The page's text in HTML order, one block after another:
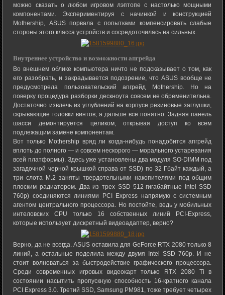
можно сказать о любом игровом лэптопе с настолько мощными
компонентами. Экспериментируя с начинкой и конструкцией
Mothership, ASUS порвала с попытками компенсировать слабые
стороны этого класса устройств и сосредоточилась на сильных.
Внутреннее устройство и возможности апгрейда
Во внешнем облике компьютера ничто не подсказывает о том, как
его разобрать, и закрадывается подозрение, что ASUS вообще не
предусмотрела пользовательский апгрейд Mothership. Но на
поверку процедура разборки дескноута совсем не обременительна.
Достаточно извлечь из углублений на корпусе резиновые заглушки,
скрывающие головки винтов, а дальше все понятно. Задняя панель
шасси демонтируется целиком, открывая доступ ко всем
подлежащим замене компонентам.
Вот только Mothership вряд ли когда-нибудь понадобится апгрейд
вплоть до полного — и совсем нескорого — морального устаревания
всей платформы). Здесь уже установлены два модуля SO-DIMM под
загадочной черной крышкой справа от SSD) по 32 Гбайт каждый, а
три слота M.2 заняты твердотельными накопителями под общим
плоским радиатором. Два из трех SSD 512-гигабайтные Intel SSD
760p) соединяются линиями PCI Express напрямую с системным
агентом центрального процессора. Но постойте, ведь у мобильных
интеловских CPU только 16 собственных линий PCI-Express,
которые использует дискретный видеоадаптер, верно?
Верно, да не всегда. ASUS оставила для GeForce RTX 2080 только 8
линий, а остальные поделила между двумя Intel SSD 760p. И не
стоит волноваться за быстродействие графического процессора.
Среди современных игровых видеокарт только RTX 2080 Ti в
состоянии насытить пропускную способность 16-кратного канала
PCI Express 3.0. Третий SSD, Samsung PM981, тоже требует четырех